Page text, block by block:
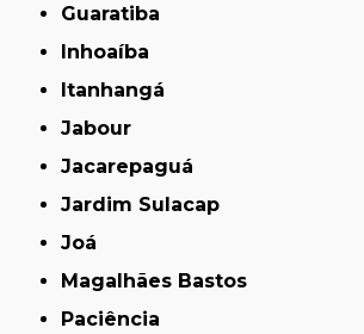
Guaratiba
Inhoaíba
Itanhangá
Jabour
Jacarepaguá
Jardim Sulacap
Joá
Magalhães Bastos
Paciência